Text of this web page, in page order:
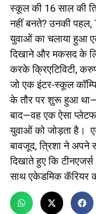
स्कूल की 16 साल की
नहीं बनते? उनकी
युवाओं का चलाया हुआ
दिखाने और मकसद के
करके क्रिएटिविटी,
जो एक इंटर-स्कूल
के तौर पर शुरू हुआ
बाद—वह एक ऐसा
युवाओं को जोड़ता है।
बावजूद, त्रिशा ने अपने
दिखाते हुए कि
साथ एकेडमिक